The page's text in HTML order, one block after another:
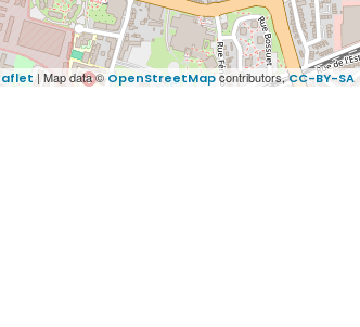
| Map data ©OpenStreetMapcontributors,CC-BY-SA